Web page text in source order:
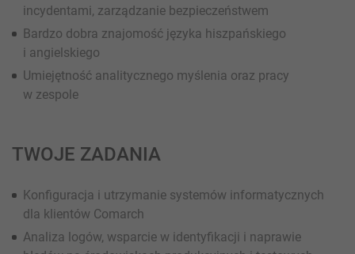
incydentami, zarządzanie bezpieczeństwem
Bardzo dobra znajomość języka hiszpańskiego
i angielskiego
Umiejętność analitycznego myślenia oraz pracy
w zespole
TWOJE ZADANIA
Konfiguracja i utrzymanie systemów informatycznych
dla klientów Comarch
Analiza logów, wsparcie w identyfikacji i naprawie